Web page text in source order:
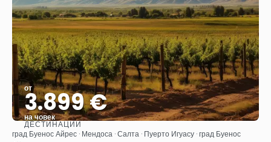
от
3.899 €
на човек
Вижте
ДЕСТИНАЦИИ
град Буенос Айрес · Мендоса · Салта · Пуерто Игуасу · град Буенос